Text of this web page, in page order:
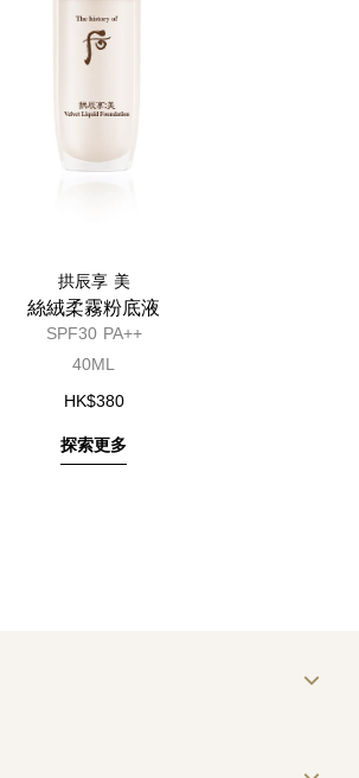
拱辰享 美
絲絨柔霧粉底液
SPF30 PA++
40ML
HK$380
探索更多